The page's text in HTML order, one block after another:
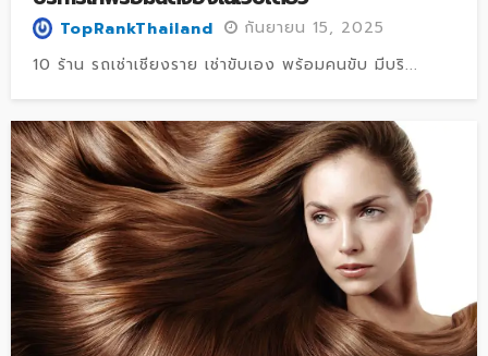
TopRankThailand
กันยายน 15, 2025
10 ร้าน รถเช่าเชียงราย เช่าขับเอง พร้อมคนขับ มีบริ...